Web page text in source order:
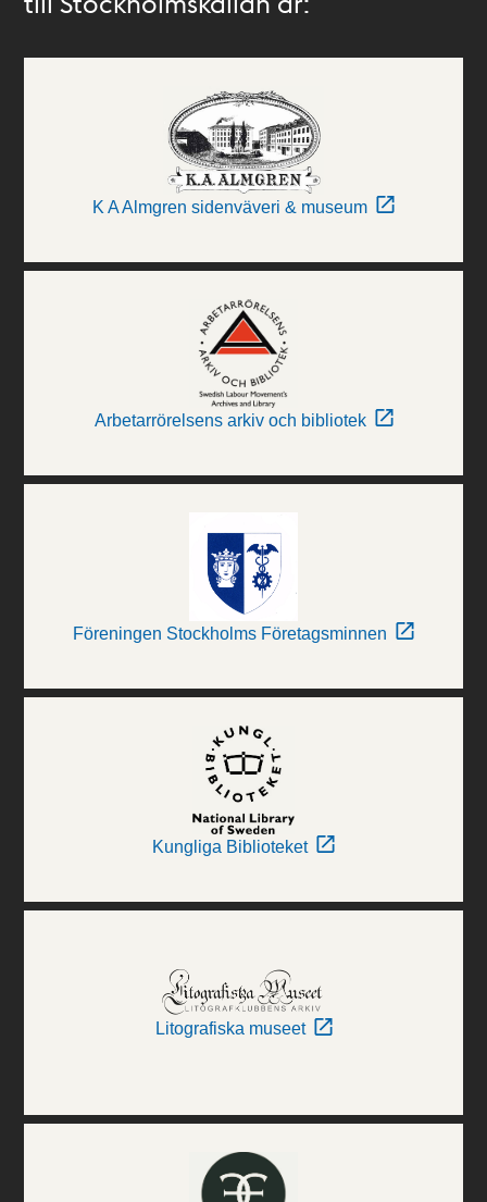
K A Almgren sidenväveri & museum
Arbetarrörelsens arkiv och bibliotek
Föreningen Stockholms Företagsminnen
Kungliga Biblioteket
Litografiska museet